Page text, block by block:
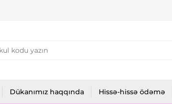
Dükanımız haqqında Hissə-hissə ödəmə